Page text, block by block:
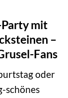
mit
–
Fans
oder
schönes